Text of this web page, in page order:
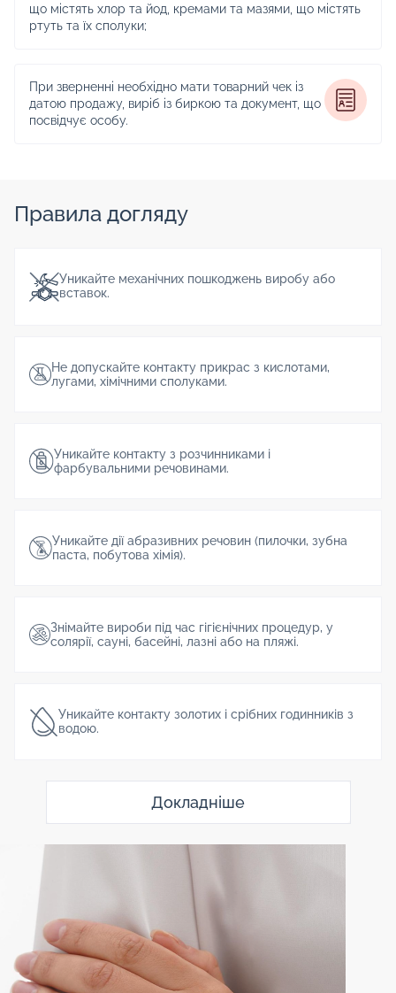
що містять хлор та йод, кремами та мазями, що містять
ртуть та їх сполуки;
При зверненні необхідно мати товарний чек із
датою продажу, виріб із биркою та документ, що
посвідчує особу.
Правила догляду
Уникайте механічних пошкоджень виробу або
вставок.
Не допускайте контакту прикрас з кислотами,
лугами, хімічними сполуками.
Уникайте контакту з розчинниками і
фарбувальними речовинами.
Уникайте дії абразивних речовин (пилочки, зубна
паста, побутова хімія).
Знімайте вироби під час гігієнічних процедур, у
солярії, сауні, басейні, лазні або на пляжі.
Уникайте контакту золотих і срібних годинників з
водою.
Докладніше